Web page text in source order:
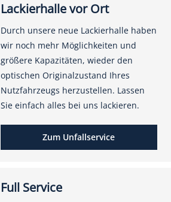
Lackierhalle vor Ort
Durch unsere neue Lackierhalle haben
wir noch mehr Möglichkeiten und
größere Kapazitäten, wieder den
optischen Originalzustand Ihres
Nutzfahrzeugs herzustellen. Lassen
Sie einfach alles bei uns lackieren.
Zum Unfallservice
Full Service